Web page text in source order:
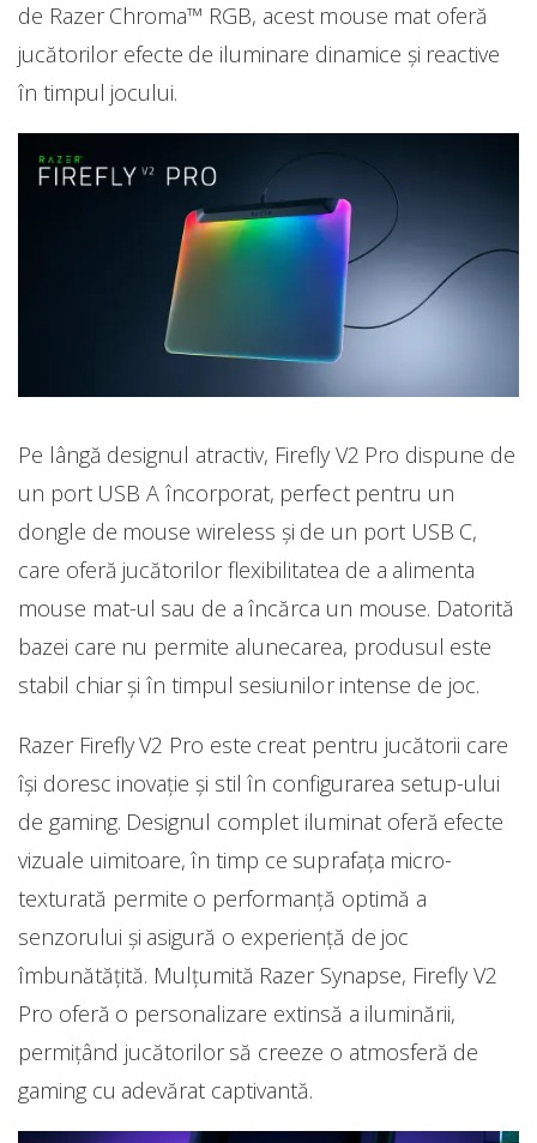
de Razer Chroma™ RGB, acest mouse mat oferă
jucătorilor efecte de iluminare dinamice și reactive
în timpul jocului.
Pe lângă designul atractiv, Firefly V2 Pro dispune de
un port USB A încorporat, perfect pentru un
dongle de mouse wireless și de un port USB C,
care oferă jucătorilor flexibilitatea de a alimenta
mouse mat-ul sau de a încărca un mouse. Datorită
bazei care nu permite alunecarea, produsul este
stabil chiar și în timpul sesiunilor intense de joc.
Razer Firefly V2 Pro este creat pentru jucătorii care
își doresc inovație și stil în configurarea setup-ului
de gaming. Designul complet iluminat oferă efecte
vizuale uimitoare, în timp ce suprafața micro-
texturată permite o performanță optimă a
senzorului și asigură o experiență de joc
îmbunătățită. Mulțumită Razer Synapse, Firefly V2
Pro oferă o personalizare extinsă a iluminării,
permițând jucătorilor să creeze o atmosferă de
gaming cu adevărat captivantă.